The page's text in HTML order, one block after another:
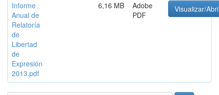
Informe
Anual de
Relatoría
de
Libertad
de
Expresión
2013.pdf
6,16 MB
Adobe
PDF
Visualizar/